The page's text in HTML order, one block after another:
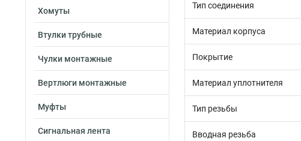
Хомуты
Втулки трубные
Чулки монтажные
Вертлюги монтажные
Муфты
Сигнальная лента
Тип соединения
Материал корпуса
Покрытие
Материал уплотнителя
Тип резьбы
Вводная резьба